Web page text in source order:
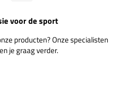
voor de sport
producten? Onze specialisten
je graag verder.